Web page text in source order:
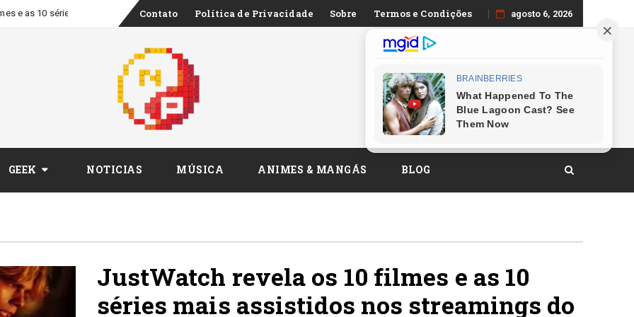
e as 10 séries mais assistidos nos streamings do Brasil em julho de 2026
Skip
content
Contato Política de Privacidade Sobre Termos e Condições agosto 6, 2026
GEEK NOTICIAS MÚSICA ANIMES & MANGÁS BLOG
JustWatch revela os 10 filmes e as 10
séries mais assistidos nos streamings do